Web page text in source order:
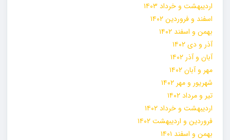
اردیبهشت و خرداد ۱۴۰۳
اسفند و فروردین ۱۴۰۲
بهمن و اسفند ۱۴۰۲
آذر و دی ۱۴۰۲
آبان و آذر ۱۴۰۲
مهر و آبان ۱۴۰۲
شهریور و مهر ۱۴۰۲
تیر و مرداد ۱۴۰۲
اردیبهشت و خرداد ۱۴۰۲
فروردین و اردیبهشت ۱۴۰۲
بهمن و اسفند ۱۴۰۱